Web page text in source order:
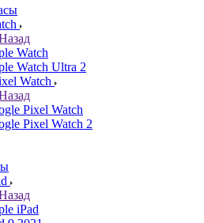
Watch
Watch Ultra 2
Watch
Pixel Watch
Pixel Watch 2
iPad